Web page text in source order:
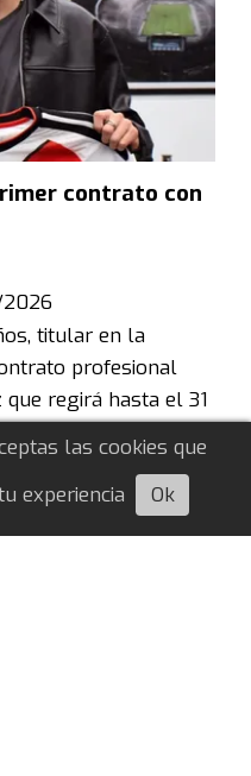
contrato con
titular en la
profesional
regirá hasta el 31
las cookies que
experiencia
Ok